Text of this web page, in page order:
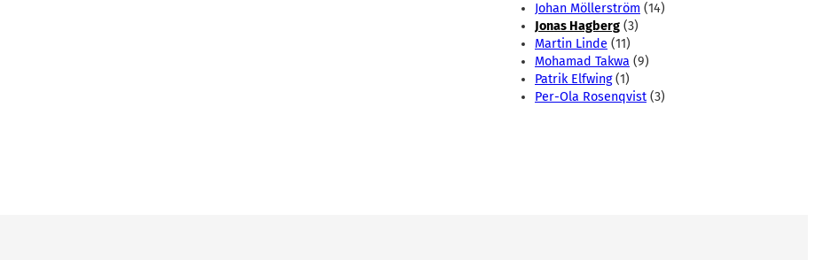
Johan Möllerström (14)
Jonas Hagberg (3)
Martin Linde (11)
Mohamad Takwa (9)
Patrik Elfwing(1)
Per-Ola Rosenqvist (3)